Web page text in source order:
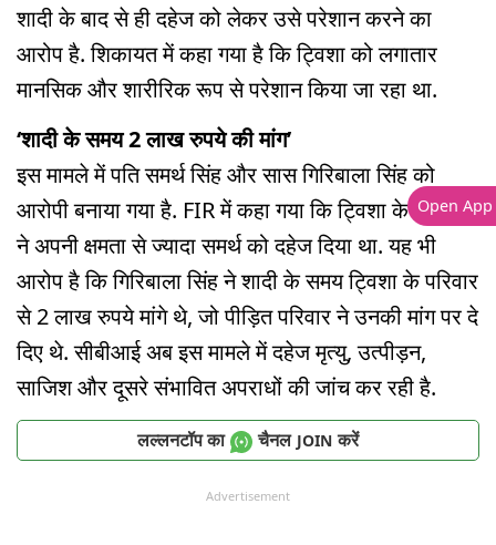
शादी के बाद से ही दहेज को लेकर उसे परेशान करने का
आरोप है. शिकायत में कहा गया है कि ट्विशा को लगातार
मानसिक और शारीरिक रूप से परेशान किया जा रहा था.
‘शादी के समय 2 लाख रुपये की मांग’
इस मामले में पति समर्थ सिंह और सास गिरिबाला सिंह को
आरोपी बनाया गया है. FIR में कहा गया कि ट्विशा के परिवार
ने अपनी क्षमता से ज्यादा समर्थ को दहेज दिया था. यह भी
आरोप है कि गिरिबाला सिंह ने शादी के समय ट्विशा के परिवार
से 2 लाख रुपये मांगे थे, जो पीड़ित परिवार ने उनकी मांग पर दे
दिए थे. सीबीआई अब इस मामले में दहेज मृत्यु, उत्पीड़न,
साजिश और दूसरे संभावित अपराधों की जांच कर रही है.
लल्लनटॉप का चैनल JOIN करें
Advertisement
Open App